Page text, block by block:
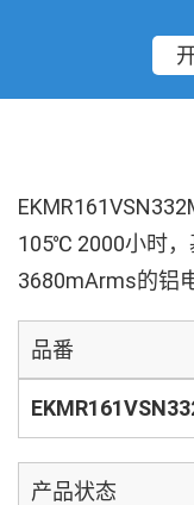
105℃ 2000小时，
3680mArms的铝
品番
产品状态